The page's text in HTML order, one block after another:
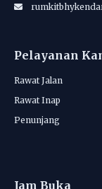
Pelayanan
Rawat Jalan
Rawat Inap
Penunjang
Jam Buka